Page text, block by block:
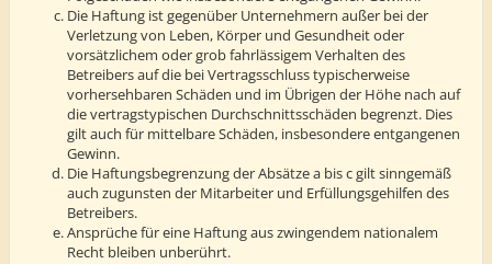
Die Haftung ist gegenüber Unternehmern außer bei der
Verletzung von Leben, Körper und Gesundheit oder
vorsätzlichem oder grob fahrlässigem Verhalten des
Betreibers auf die bei Vertragsschluss typischerweise
vorhersehbaren Schäden und im Übrigen der Höhe nach auf
die vertragstypischen Durchschnittsschäden begrenzt. Dies
gilt auch für mittelbare Schäden, insbesondere entgangenen
Gewinn.
Die Haftungsbegrenzung der Absätze a bis c gilt sinngemäß
auch zugunsten der Mitarbeiter und Erfüllungsgehilfen des
Betreibers.
Ansprüche für eine Haftung aus zwingendem nationalem
Recht bleiben unberührt.